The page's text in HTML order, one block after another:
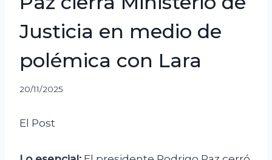
Justicia en medio de
polémica con Lara
20/11/2025
El Post